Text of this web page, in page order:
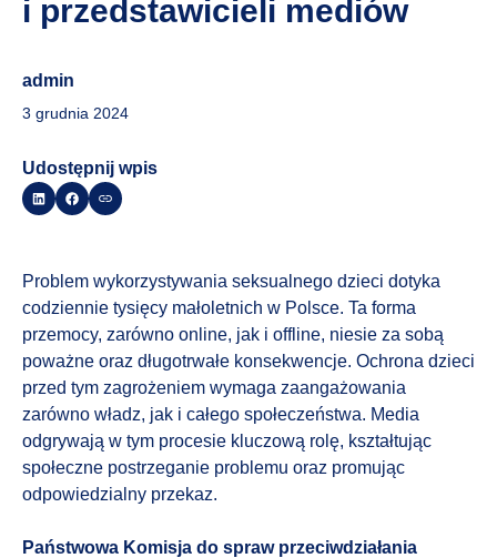
i przedstawicieli mediów
admin
3 grudnia 2024
Udostępnij wpis
Problem wykorzystywania seksualnego dzieci dotyka
codziennie tysięcy małoletnich w Polsce. Ta forma
przemocy, zarówno online, jak i offline, niesie za sobą
poważne oraz długotrwałe konsekwencje. Ochrona dzieci
przed tym zagrożeniem wymaga zaangażowania
zarówno władz, jak i całego społeczeństwa. Media
odgrywają w tym procesie kluczową rolę, kształtując
społeczne postrzeganie problemu oraz promując
odpowiedzialny przekaz.
Państwowa Komisja do spraw przeciwdziałania